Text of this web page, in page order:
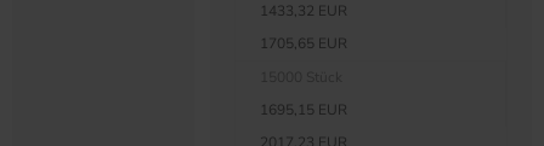
1433,32 EUR
1705,65 EUR
1695,15 EUR